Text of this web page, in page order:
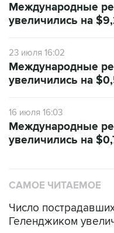
Международные
увеличились на
23 июля 16:02
Международные
увеличились на
16 июля 16:03
Международные
увеличились на
САМОЕ ЧИТАЕМОЕ
Число
Геленджиком